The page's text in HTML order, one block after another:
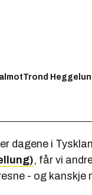
dagene i
, får vi
- og kanskje